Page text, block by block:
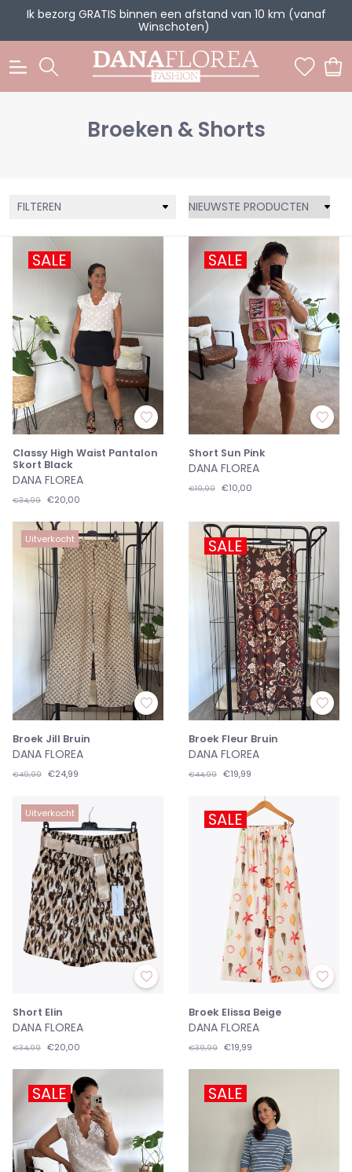
Ik bezorg GRATIS binnen een afstand van 10 km (vanaf
Winschoten)
Broeken & Shorts
FILTEREN
SALE
Classy High Waist Pantalon
Skort Black
DANA FLOREA
€34,99 €20,00
SALE
Short Sun Pink
DANA FLOREA
€19,99 €10,00
Uitverkocht
Broek Jill Bruin
DANA FLOREA
€49,99 €24,99
SALE
Broek Fleur Bruin
DANA FLOREA
€44,99 €19,99
Uitverkocht
Short Elin
DANA FLOREA
€34,99 €20,00
SALE
Broek Elissa Beige
DANA FLOREA
€39,99 €19,99
SALE SALE